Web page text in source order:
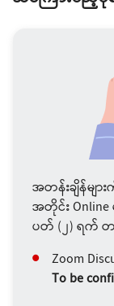
အတန်းချိန်မ
အတိုင်း Online
ပတ် (၂) ရက် တ
Zoom
To be